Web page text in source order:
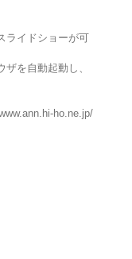
ライドショーが可
を自動起動し、
ho.ne.jp/